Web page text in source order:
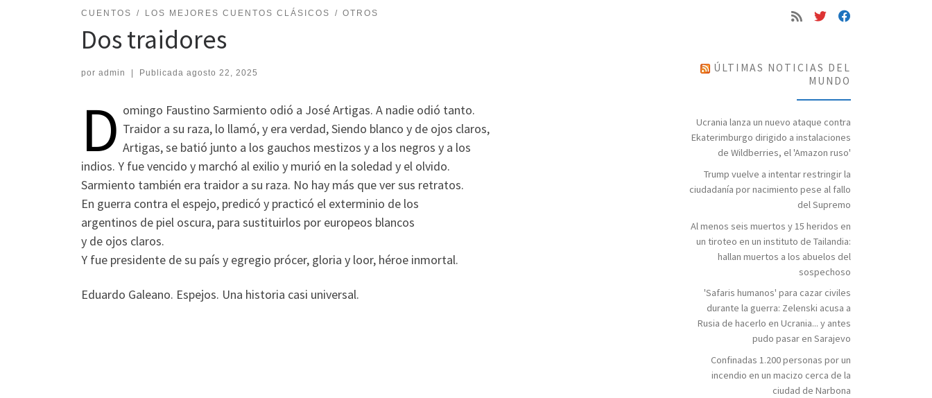
CUENTOS LOS MEJORES CUENTOS CLÁSICOS OTROS
Dos traidores
por admin Publicada agosto 22, 2025
D omingo Faustino Sarmiento odió a José Artigas. A nadie odió tanto.
Traidor a su raza, lo llamó, y era verdad, Siendo blanco y de ojos claros,
Artigas, se batió junto a los gauchos mestizos y a los negros y a los
indios. Y fue vencido y marchó al exilio y murió en la soledad y el olvido.
Sarmiento también era traidor a su raza. No hay más que ver sus retratos.
En guerra contra el espejo, predicó y practicó el exterminio de los
argentinos de piel oscura, para sustituirlos por europeos blancos
y de ojos claros.
Y fue presidente de su país y egregio prócer, gloria y loor, héroe inmortal.
Eduardo Galeano. Espejos. Una historia casi universal.
ÚLTIMAS NOTICIAS DEL
MUNDO
Ucrania lanza un nuevo ataque contra
Ekaterimburgo dirigido a instalaciones
de Wildberries, el 'Amazon ruso'
Trump vuelve a intentar restringir la
ciudadanía por nacimiento pese al fallo
del Supremo
Al menos seis muertos y 15 heridos en
un tiroteo en un instituto de Tailandia:
hallan muertos a los abuelos del
sospechoso
'Safaris humanos' para cazar civiles
durante la guerra: Zelenski acusa a
Rusia de hacerlo en Ucrania... y antes
pudo pasar en Sarajevo
Confinadas 1.200 personas por un
incendio en un macizo cerca de la
ciudad de Narbona